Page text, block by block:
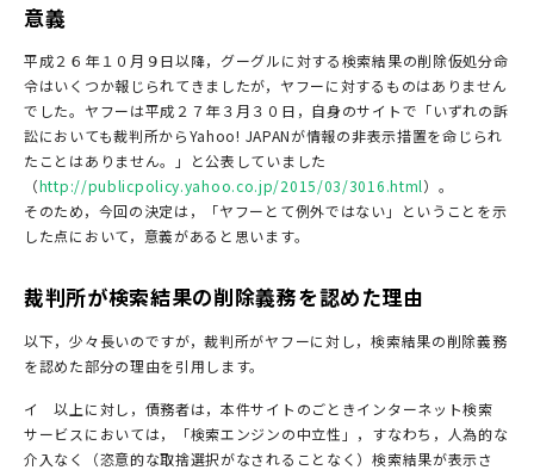
意義
平成２６年１０月９日以降，グーグルに対する検索結果の削除仮処分命
令はいくつか報じられてきましたが，ヤフーに対するものはありません
でした。ヤフーは平成２７年３月３０日，自身のサイトで「いずれの訴
訟においても裁判所からYahoo! JAPANが情報の非表示措置を命じられ
たことはありません。」と公表していました
（http://publicpolicy.yahoo.co.jp/2015/03/3016.html）。
そのため，今回の決定は，「ヤフーとて例外ではない」ということを示
した点において，意義があると思います。
裁判所が検索結果の削除義務を認めた理由
以下，少々長いのですが，裁判所がヤフーに対し，検索結果の削除義務
を認めた部分の理由を引用します。
イ 以上に対し，債務者は，本件サイトのごときインターネット検索
サービスにおいては，「検索エンジンの中立性」，すなわち，人為的な
介入なく（恣意的な取捨選択がなされることなく）検索結果が表示さ